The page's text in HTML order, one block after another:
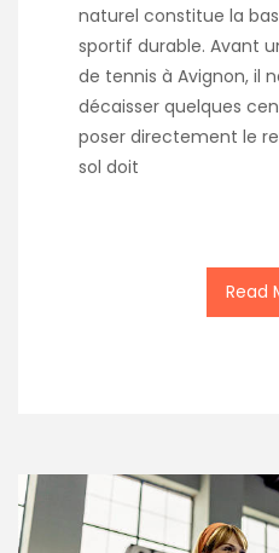
naturel constitue la
sportif durable. Avant
de tennis à Avignon, il
décaisser quelques
poser directement le
sol doit
Read